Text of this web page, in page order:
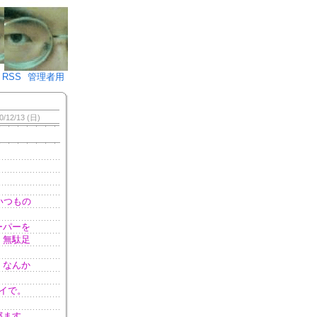
♪)÷2
RSS 管理者用
12/13 (日)
つもの
ーを
駄足
んか
で。